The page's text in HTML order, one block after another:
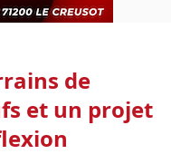
de
et un projet